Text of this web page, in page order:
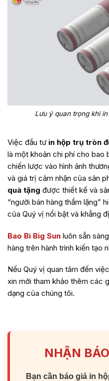
Lưu ý quan trọng khi
Việc đầu tư in hộp trụ tròn
là một khoản chi phí cho bao
chiến lược vào hình ảnh
và giá trị cảm nhận của sản
quà tặng được thiết kế và
“người bán hàng thầm lặng”
của Quý vị nổi bật và khẳng
Bao Bì Big Sun luôn sẵn
hàng trên hành trình kiến tạo
Nếu Quý vị quan tâm đến
xin mời tham khảo thêm các
dạng của chúng tôi.
NHẬN
Bạn cần báo giá in